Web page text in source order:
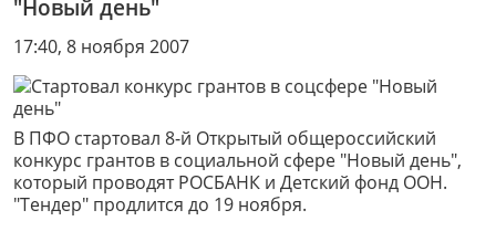
"Новый день"
17:40, 8 ноября 2007
В ПФО стартовал 8-й Открытый общероссийский
конкурс грантов в социальной сфере "Новый день",
который проводят РОСБАНК и Детский фонд ООН.
"Тендер" продлится до 19 ноября.